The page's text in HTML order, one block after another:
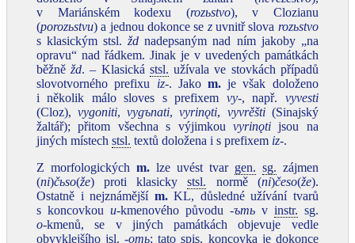
v Mariánském kodexu (rozьstvo), v Clozianu
(porozьstvu) a jednou dokonce se zuvnitř slova rozьstvo
s klasickým stsl.žd nadepsaným nad ním jakoby „na
opravu“ nad řádkem. Jinak je v uvedených památkách
běžněžd. – Klasická stsl. užívala ve stovkách případů
slovotvorného prefixu iz‑. Jako m. je však doloženo
i několik málo sloves s prefixem vy‑, např. vyvesti
(Cloz),vygoniti,vygъnati,vyrinǫti, vyvrěšti(Sinajský
žaltář); přitom všechna s výjimkou vyrinǫtijsou na
jiných místech stsl. textů doložena i s prefixem iz‑.
Z morfologických m.lze uvést tvar gen. sg. zájmen
(ni)čьso(že) proti klasickystsl. normě (ni)česo(že).
Ostatně i nejznámější m.KL, důsledné užívání tvarů
s koncovkou u‑kmenového původu ‑ъmьv instr. sg.
o‑kmenů, se v jiných památkách objevuje vedle
obvyklejšího jsl.‑omь; tatospis. koncovka je dokonce